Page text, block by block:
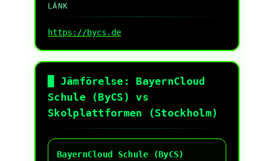
LÄNK
https://bycs.de
█ Jämförelse: BayernCloud
Schule (ByCS) vs
Skolplattformen (Stockholm)
BayernCloud Schule (ByCS)